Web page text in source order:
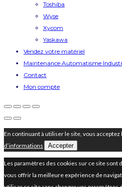
Toshiba
Wyse
Xycom
Yaskawa
Vendez votre matériel
Maintenance Automatisme
Contact
Mon compte
En continuant à utiliser le site, vous acceptez
d’informations
Accepter
Les paramètres des cookies sur ce site sont
vous offrir la meilleure expérience de